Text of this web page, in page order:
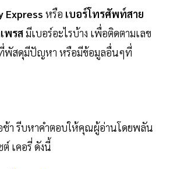
Express หรือ เบอร์โทรศัพท์สาย
พรสมีเบอร์อะไรบ้าง เพื่อติดตามเลข
พัสดุมีปัญหา หรือมีข้อมูลอื่นๆที่
ช้า รีบหาคำตอบให้คุณผู้อ่านโดยพลัน
เคอรี่ ดังนี้